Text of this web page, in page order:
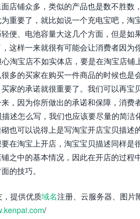
店铺众多，类似的产品也是数不胜数
重要了，就比如说一个充电宝吧，淘
便、电池容量大这几个方面，但是如
这样一来就很有可能会让消费者因为
淘宝店不如实体店，要是在淘宝店铺
多的买家在购买一件商品的时候也是
家的承诺就很重要了。我们可以再宝
，因为你所做出的承诺和保障，消费
述怎么写，我们也应该要尽量的简洁
也可以说得上是写淘宝开店宝贝描述
在淘宝上开店，淘宝宝贝描述同样是
之中的基本情况，因此在开店的过程
的技巧。
，提供优质域名注册、云服务器、图片
/